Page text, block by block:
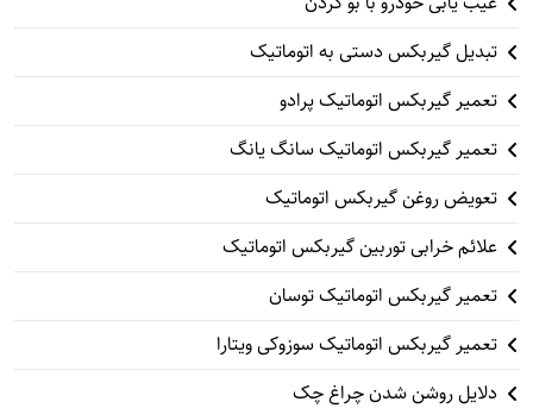
تبدیل گیربکس دستی به اتوماتیک
تعمیر گیربکس اتوماتیک پرادو
تعمیر گیربکس اتوماتیک سانگ یانگ
تعویض روغن گیربکس اتوماتیک
علائم خرابی توربین گیربکس اتوماتیک
تعمیر گیربکس اتوماتیک توسان
تعمیر گیربکس اتوماتیک سوزوکی ویتارا
دلایل روشن شدن چراغ چک